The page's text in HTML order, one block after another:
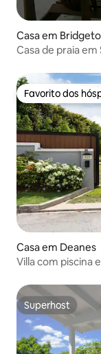
Casa em
Casa de praia em
Favorito dos
Favorito dos
Casa em Deanes
Villa com piscina
Superhost
Superhost